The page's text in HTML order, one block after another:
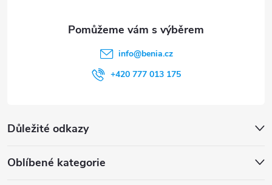
Důležité odkazy
Oblíbené kategorie
info@benia.cz
+420 777 013 175